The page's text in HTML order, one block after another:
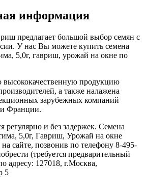
информация
предлагает большой выбор семян с
У нас Вы можете купить семена
5,0г, гавриш, урожай на окне по
высококачественную продукцию
а также налажена
зарубежных компаний
Франции.
регулярно и без задержек. Семена
5,0г, Гавриш, Урожай на окне
сайте, позвонив по телефону 8-495-
(требуется предварительный
адресу: 127018, г.Москва,
5